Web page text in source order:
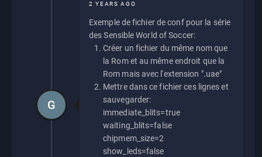
2 YEARS AGO
Exemple de fichier de conf pour la série
des Sensible World of Soccer:
Créer un fichier du même nom que
la Rom et au même endroit que la
Rom mais avec l'extension ".uae"
Mettre dans ce fichier ces lignes et
sauvegarder:
immediate_blits=true
waiting_blits=false
chipmem_size=2
show_leds=false
G